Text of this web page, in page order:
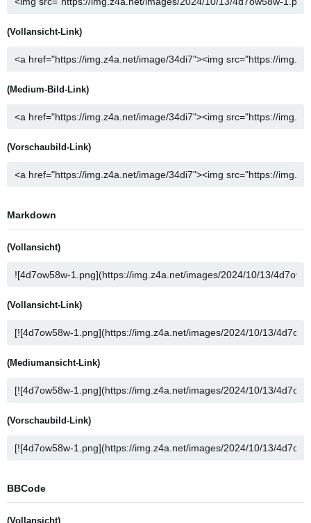
(Vollansicht-Link)
(Medium-Bild-Link)
(Vorschaubild-Link)
Markdown
(Vollansicht)
(Vollansicht-Link)
(Mediumansicht-Link)
(Vorschaubild-Link)
BBCode
(Vollansicht)